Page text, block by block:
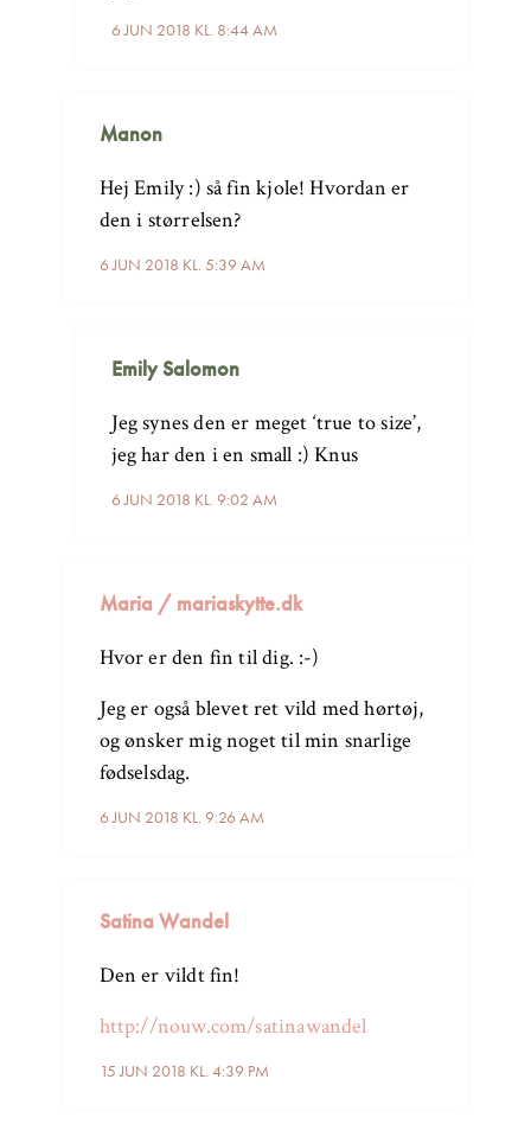
6 JUN 2018 KL. 8:44 AM
Manon
6 JUN 2018 KL. 5:39 AM
Hej Emily :) så fin kjole! Hvordan er
den i størrelsen?
Emily Salomon
6 JUN 2018 KL. 9:02 AM
Jeg synes den er meget ‘true to size’,
jeg har den i en small :) Knus
Maria / mariaskytte.dk
6 JUN 2018 KL. 9:26 AM
Hvor er den fin til dig. :-)
Jeg er også blevet ret vild med hørtøj,
og ønsker mig noget til min snarlige
fødselsdag.
Satina Wandel
15 JUN 2018 KL. 4:39 PM
Den er vildt fin!
http://nouw.com/satinawandel